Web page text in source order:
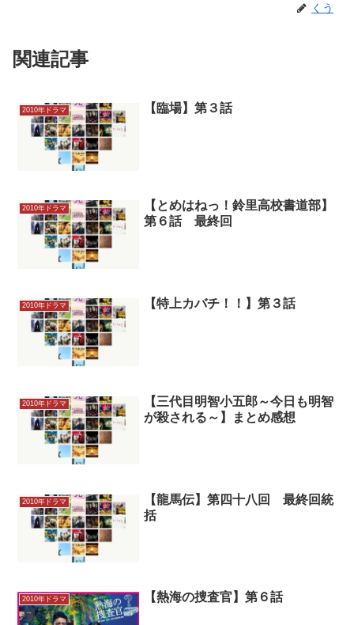
くう
関連記事
2010年ドラマ 【臨場】第３話
2010年ドラマ
【とめはねっ！鈴里高校書道部】
第６話 最終回
2010年ドラマ 【特上カバチ！！】第３話
2010年ドラマ
【三代目明智小五郎～今日も明智
が殺される～】まとめ感想
2010年ドラマ
【龍馬伝】第四十八回 最終回統
括
2010年ドラマ 【熱海の捜査官】第６話